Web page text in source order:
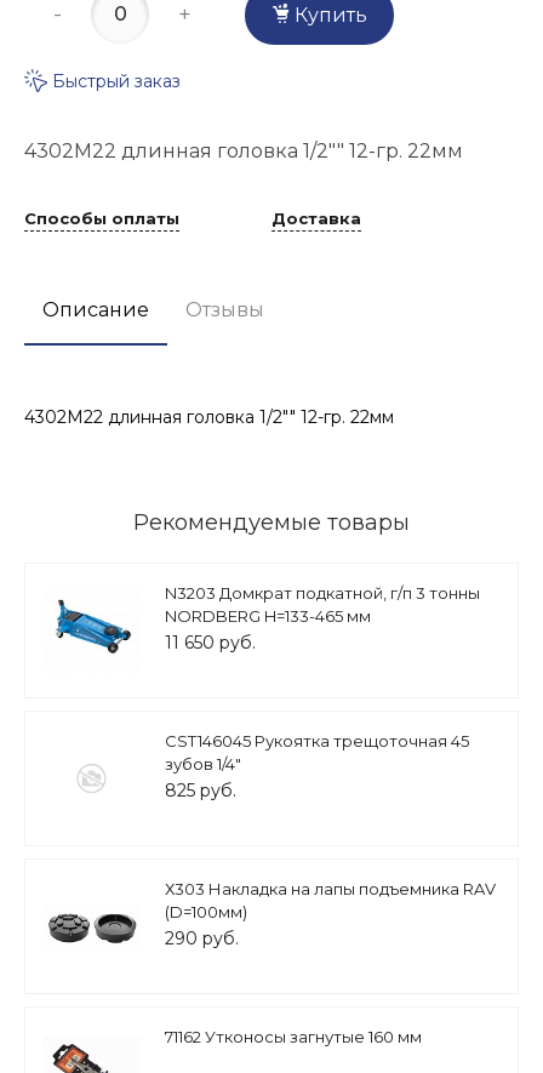
- + Купить
Быстрый заказ
4302М22 длинная головка 1/2"" 12-гр. 22мм
Способы оплаты Доставка
Описание Отзывы
4302М22 длинная головка 1/2"" 12-гр. 22мм
Рекомендуемые товары
N3203 Домкрат подкатной, г/п 3 тонны
NORDBERG H=133-465 мм
11 650 руб.
CST146045 Рукоятка трещоточная 45
зубов 1/4"
825 руб.
Х303 Накладка на лапы подъемника RAV
(D=100мм)
290 руб.
71162 Утконосы загнутые 160 мм